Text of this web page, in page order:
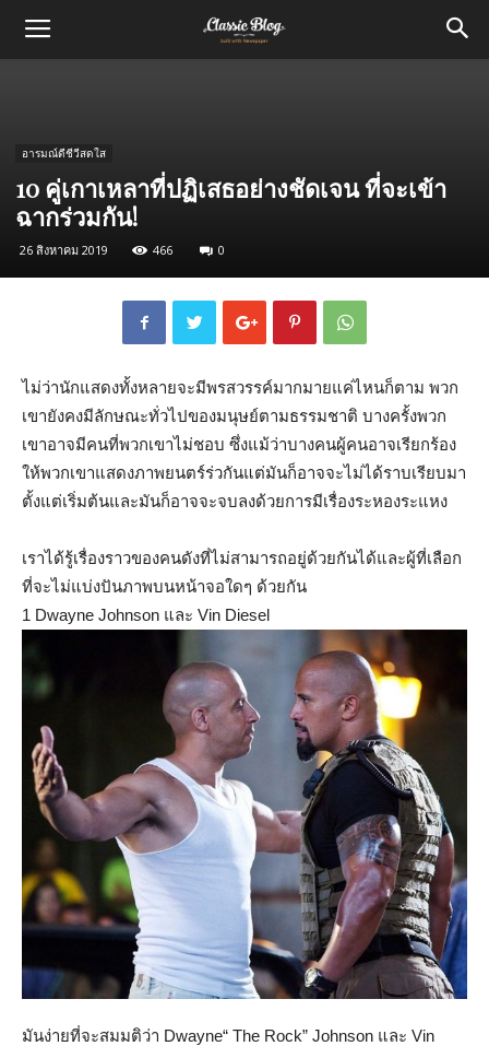
อารมณ์ดีชีวีสดใส
10 คู่เกาเหลาที่ปฏิเสธอย่างชัดเจน ที่จะเข้า
ฉากร่วมกัน!
26 สิงหาคม 2019 466 0
ไม่ว่านักแสดงทั้งหลายจะมีพรสวรรค์มากมายแค่ไหนก็ตาม พวก
เขายังคงมีลักษณะทั่วไปของมนุษย์ตามธรรมชาติ บางครั้งพวก
เขาอาจมีคนที่พวกเขาไม่ชอบ ซึ่งแม้ว่าบางคนผู้คนอาจเรียกร้อง
ให้พวกเขาแสดงภาพยนตร์ร่วกันแต่มันก็อาจจะไม่ได้ราบเรียบมา
ตั้งแต่เริ่มต้นและมันก็อาจจะจบลงด้วยการมีเรื่องระหองระแหง
เราได้รู้เรื่องราวของคนดังที่ไม่สามารถอยู่ด้วยกันได้และผู้ที่เลือก
ที่จะไม่แบ่งปันภาพบนหน้าจอใดๆ ด้วยกัน
1 Dwayne Johnson และ Vin Diesel
มันง่ายที่จะสมมติว่า Dwayne“ The Rock” Johnson และ Vin